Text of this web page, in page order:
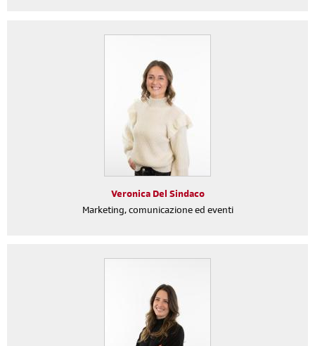
Veronica Del Sindaco
Marketing, comunicazione ed eventi